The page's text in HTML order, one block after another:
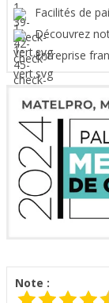
Facilités de
Découvrez
Entreprise
Note :